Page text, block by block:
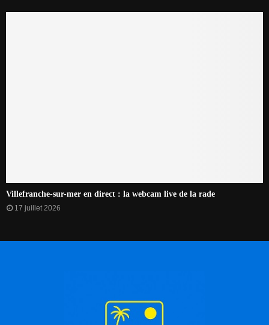
Villefranche-sur-mer en direct : la webcam live de la rade
17 juillet 2026